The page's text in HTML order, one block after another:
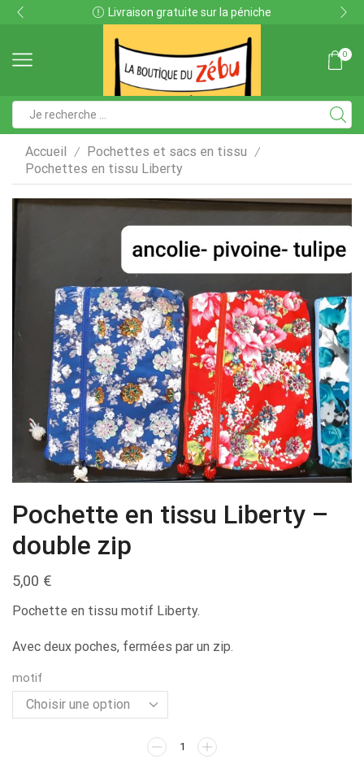
Livraison gratuite sur la péniche
0
input
Accueil / Pochettes et sacs en tissu /
Pochettes en tissu Liberty
Pochette en tissu Liberty –
double zip
5,00 €
Pochette en tissu motif Liberty.
Avec deux poches, fermées par un zip.
motif
quantité